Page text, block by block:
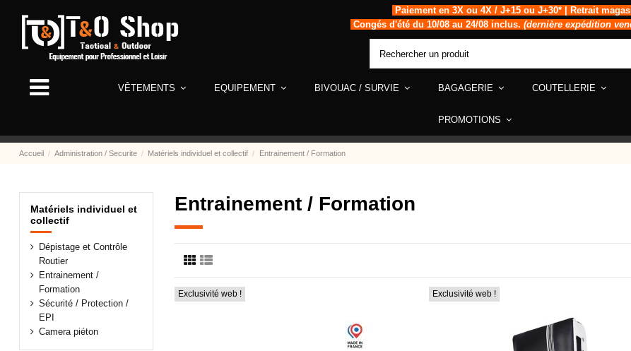
Paiement en 3X ou 4X / J+15 ou J+30* | Retrait
Congés d'été du 10/08 au 24/08 inclus.(dernière expédition
VÊTEMENTS EQUIPEMENT BIVOUAC / SURVIE BAGAGERIE COUTELLERIE
PROMOTIONS
Accueil Administration / Securite Matériels individuel et collectif Entrainement / Formation
Entrainement / Formation
Exclusivité web ! Exclusivité web !
Matériels individuel et
collectif
Dépistage et Contrôle
Routier
Entrainement /
Formation
Sécurité / Protection /
EPI
Camera piéton